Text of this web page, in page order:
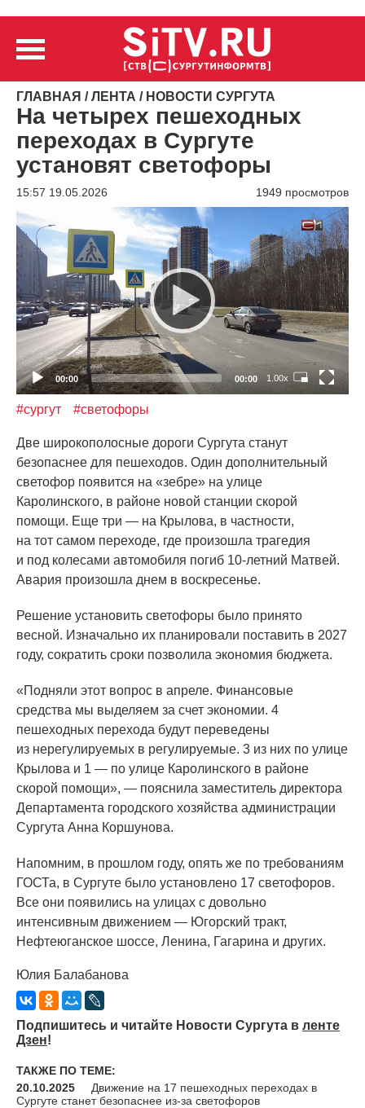
ГЛАВНАЯ /ЛЕНТА / НОВОСТИ СУРГУТА
На четырех пешеходных
переходах в Сургуте
установят светофоры
15:57 19.05.2026 1949 просмотров
Видеоплеер
00:00 00:00 1.00x
#сургут #светофоры
Две широкополосные дороги Сургута станут
безопаснее для пешеходов. Один дополнительный
светофор появится на «зебре» на улице
Каролинского, в районе новой станции скорой
помощи. Еще три — на Крылова, в частности,
на тот самом переходе, где произошла трагедия
и под колесами автомобиля погиб 10-летний Матвей.
Авария произошла днем в воскресенье.
Решение установить светофоры было принято
весной. Изначально их планировали поставить в 2027
году, сократить сроки позволила экономия бюджета.
«Подняли этот вопрос в апреле. Финансовые
средства мы выделяем за счет экономии. 4
пешеходных перехода будут переведены
из нерегулируемых в регулируемые. 3 из них по улице
Крылова и 1 — по улице Каролинского в районе
скорой помощи», — пояснила заместитель директора
Департамента городского хозяйства администрации
Сургута Анна Коршунова.
Напомним, в прошлом году, опять же по требованиям
ГОСТа, в Сургуте было установлено 17 светофоров.
Все они появились на улицах с довольно
интенсивным движением — Югорский тракт,
Нефтеюганское шоссе, Ленина, Гагарина и других.
Юлия Балабанова
Подпишитесь и читайте Новости Сургута в ленте
Дзен!
ТАКЖЕ ПО ТЕМЕ:
20.10.2025
Движение на 17 пешеходных переходах в
Сургуте станет безопаснее из-за светофоров